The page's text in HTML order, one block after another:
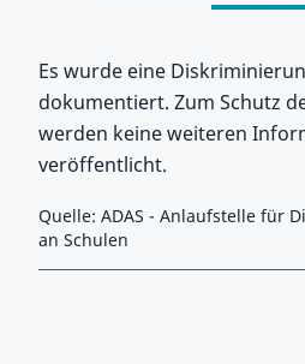
Es wurde eine
dokumentiert. Zum Schutz
werden keine weiteren
veröffentlicht.
Quelle: ADAS - Anlaufstelle für
an Schulen